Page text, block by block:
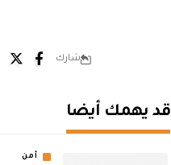
شارك
قد يهمك أيضا
أمن